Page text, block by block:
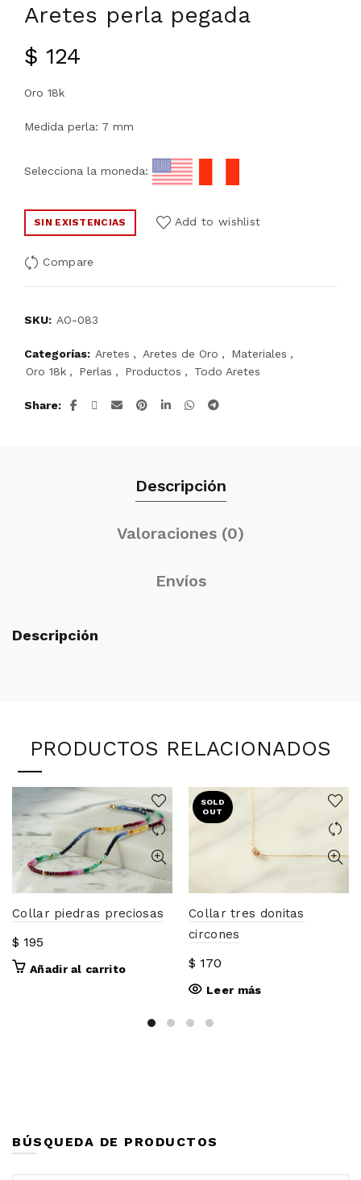
Aretes perla pegada
$ 124
Oro 18k
Medida perla: 7 mm
Selecciona la moneda:
SIN EXISTENCIAS Add to wishlist
Compare
SKU: AO-083
Categorías: Aretes , Aretes de Oro , Materiales ,
Oro 18k , Perlas , Productos , Todo Aretes
Share
Descripción
Valoraciones (0)
Envíos
Descripción
PRODUCTOS RELACIONADOS
Collar piedras preciosas
$ 195
Añadir al carrito
SOLD
OUT
Collar tres donitas
circones
$ 170
Leer más
BÚSQUEDA DE PRODUCTOS